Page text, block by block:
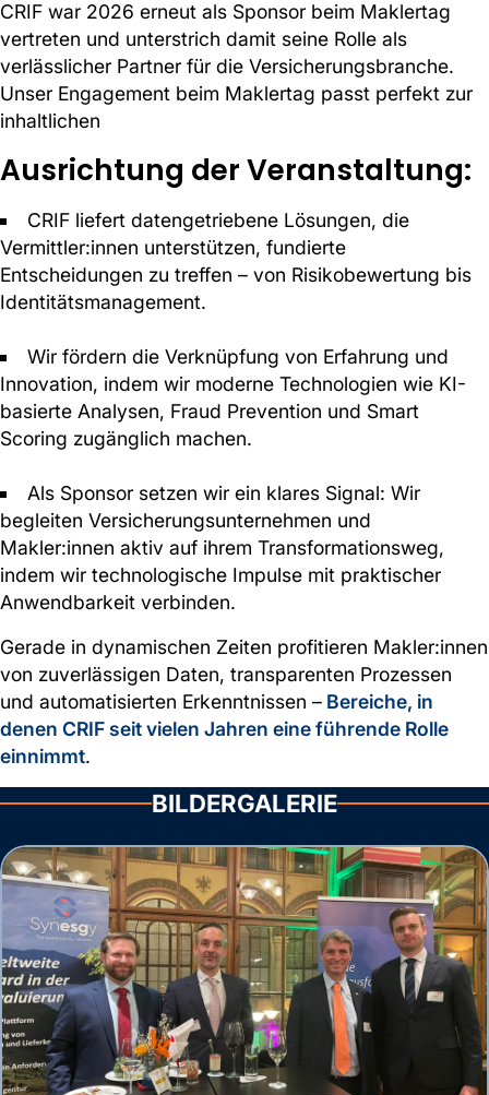
CRIF war 2026 erneut als Sponsor beim Maklertag
vertreten und unterstrich damit seine Rolle als
verlässlicher Partner für die Versicherungsbranche.
Unser Engagement beim Maklertag passt perfekt zur
inhaltlichen
Ausrichtung der Veranstaltung:
CRIF liefert datengetriebene Lösungen, die
Vermittler:innen unterstützen, fundierte
Entscheidungen zu treffen – von Risikobewertung bis
Identitätsmanagement.
Wir fördern die Verknüpfung von Erfahrung und
Innovation, indem wir moderne Technologien wie KI-
basierte Analysen, Fraud Prevention und Smart
Scoring zugänglich machen.
Als Sponsor setzen wir ein klares Signal: Wir
begleiten Versicherungsunternehmen und
Makler:innen aktiv auf ihrem Transformationsweg,
indem wir technologische Impulse mit praktischer
Anwendbarkeit verbinden.
Gerade in dynamischen Zeiten profitieren Makler:innen
von zuverlässigen Daten, transparenten Prozessen
und automatisierten Erkenntnissen – Bereiche, in
denen CRIF seit vielen Jahren eine führende Rolle
einnimmt.
BILDERGALERIE